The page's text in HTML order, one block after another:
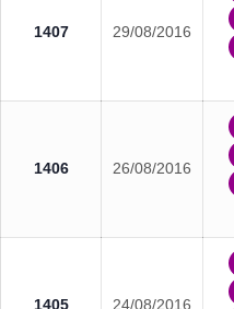
1407 29/08/2016
1406 26/08/2016
1405 24/08/2016